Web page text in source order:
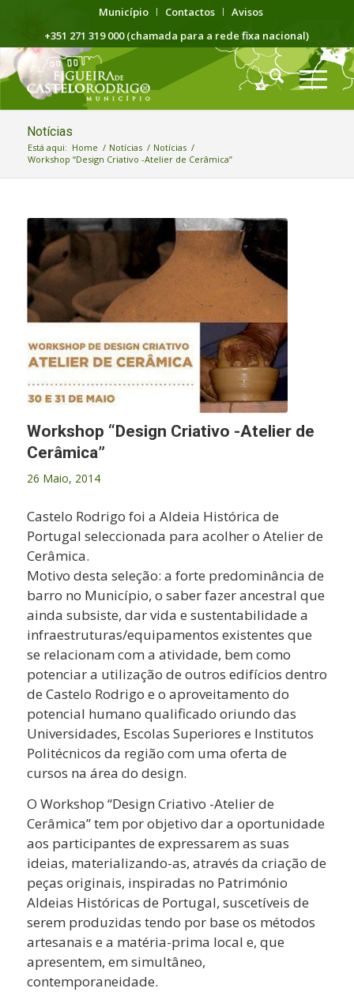
Município Contactos
Avisos
+351 271 319 000 (chamada para a rede fixa nacional)
Notícias
Está aqui: Home / Notícias / Notícias /
Workshop “Design Criativo -Atelier de Cerâmica”
Workshop “Design Criativo -Atelier de
Cerâmica”
26 Maio, 2014
Castelo Rodrigo foi a Aldeia Histórica de
Portugal seleccionada para acolher o Atelier de
Cerâmica.
Motivo desta seleção: a forte predominância de
barro no Município, o saber fazer ancestral que
ainda subsiste, dar vida e sustentabilidade a
infraestruturas/equipamentos existentes que
se relacionam com a atividade, bem como
potenciar a utilização de outros edifícios dentro
de Castelo Rodrigo e o aproveitamento do
potencial humano qualificado oriundo das
Universidades, Escolas Superiores e Institutos
Politécnicos da região com uma oferta de
cursos na área do design.
O Workshop “Design Criativo -Atelier de
Cerâmica” tem por objetivo dar a oportunidade
aos participantes de expressarem as suas
ideias, materializando-as, através da criação de
peças originais, inspiradas no Património
Aldeias Históricas de Portugal, suscetíveis de
serem produzidas tendo por base os métodos
artesanais e a matéria-prima local e, que
apresentem, em simultâneo,
contemporaneidade.